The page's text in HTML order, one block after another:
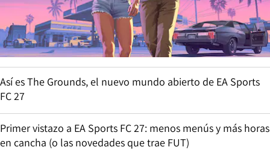
Así es The Grounds, el nuevo mundo abierto de EA Sports
FC 27
Primer vistazo a EA Sports FC 27: menos menús y más horas
en cancha (o las novedades que trae FUT)